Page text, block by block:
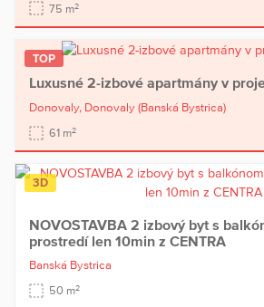
75 m2
TOP
Luxusné 2-izbové apartmány v
Donovaly, Donovaly (Banská Bystrica)
61 m2
3D
NOVOSTAVBA 2 izbový byt s
prostredí len 10min z CENTRA
Banská Bystrica
50 m2